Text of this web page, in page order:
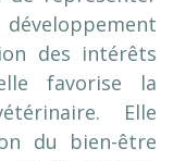
des intérêts
favorise la
Elle
du bien-être